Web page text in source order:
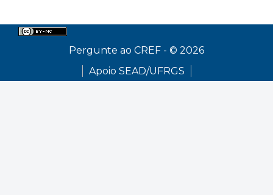
Pergunte ao CREF - © 2026
Apoio SEAD/UFRGS